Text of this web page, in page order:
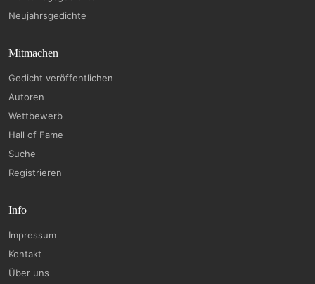
Neujahrsgedichte
Mitmachen
Gedicht veröffentlichen
Autoren
Wettbewerb
Hall of Fame
Suche
Registrieren
Info
Impressum
Kontakt
Über uns